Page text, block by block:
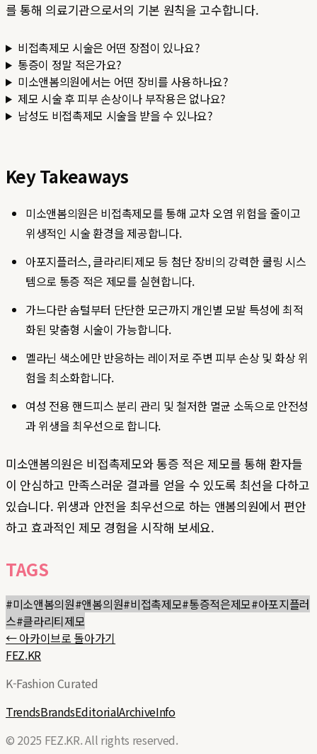
를 통해 의료기관으로서의 기본 원칙을 고수합니다.
비접촉제모 시술은 어떤 장점이 있나요?
통증이 정말 적은가요?
미소앤봄의원에서는 어떤 장비를 사용하나요?
제모 시술 후 피부 손상이나 부작용은 없나요?
남성도 비접촉제모 시술을 받을 수 있나요?
Key Takeaways
미소앤봄의원은 비접촉제모를 통해 교차 오염 위험을 줄이고
위생적인 시술 환경을 제공합니다.
아포지플러스, 클라리티제모 등 첨단 장비의 강력한 쿨링 시스
템으로 통증 적은 제모를 실현합니다.
가느다란 솜털부터 단단한 모근까지 개인별 모발 특성에 최적
화된 맞춤형 시술이 가능합니다.
멜라닌 색소에만 반응하는 레이저로 주변 피부 손상 및 화상 위
험을 최소화합니다.
여성 전용 핸드피스 분리 관리 및 철저한 멸균 소독으로 안전성
과 위생을 최우선으로 합니다.
미소앤봄의원은 비접촉제모와 통증 적은 제모를 통해 환자들
이 안심하고 만족스러운 결과를 얻을 수 있도록 최선을 다하고
있습니다. 위생과 안전을 최우선으로 하는 앤봄의원에서 편안
하고 효과적인 제모 경험을 시작해 보세요.
TAGS
#미소앤봄의원#앤봄의원#비접촉제모#통증적은제모#아포지플러
스#클라리티제모
← 아카이브로 돌아가기
FEZ.KR
K-Fashion Curated
TrendsBrandsEditorialArchiveInfo
© 2025 FEZ.KR. All rights reserved.